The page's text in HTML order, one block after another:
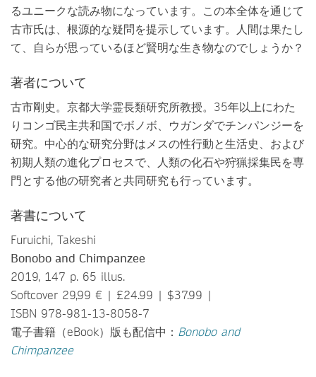
るユニークな読み物になっています。この本全体を通じて
古市氏は、根源的な疑問を提示しています。人間は果たし
て、自らが思っているほど賢明な生き物なのでしょうか？
著者について
古市剛史。京都大学霊長類研究所教授。35年以上にわた
りコンゴ民主共和国でボノボ、ウガンダでチンパンジーを
研究。中心的な研究分野はメスの性行動と生活史、および
初期人類の進化プロセスで、人類の化石や狩猟採集民を専
門とする他の研究者と共同研究も行っています。
著書について
Furuichi, Takeshi
Bonobo and Chimpanzee
2019, 147 p. 65 illus.
Softcover 29,99 € | £24.99 | $37.99 |
ISBN 978-981-13-8058-7
電子書籍（eBook）版も配信中： Bonobo and
Chimpanzee